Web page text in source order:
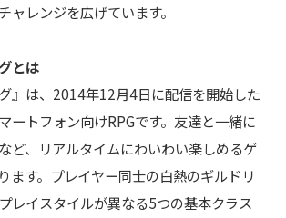
ャレンジを広げています。
とは
』は、2014年12月4日に配信を開始した
ートフォン向けRPGです。友達と一緒に
ど、リアルタイムにわいわい楽しめるゲ
ます。プレイヤー同士の白熱のギルドリ
レイスタイルが異なる5つの基本クラス